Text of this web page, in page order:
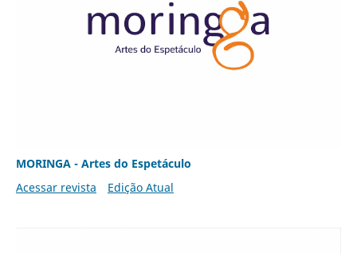
MORINGA - Artes do Espetáculo
Acessar revista
Edição Atual